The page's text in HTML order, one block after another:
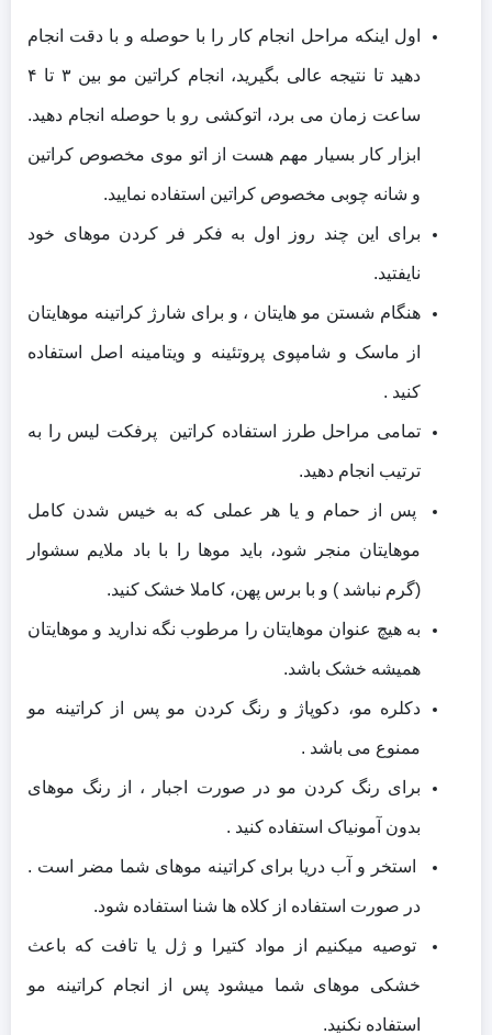
اول اینکه مراحل انجام کار را با حوصله و با دقت انجام
دهید تا نتیجه عالی بگیرید، انجام کراتین مو بین ٣ تا ۴
ساعت زمان می برد، اتوکشی رو با حوصله انجام دهید.
ابزار کار بسیار مهم هست از اتو موی مخصوص کراتین
و شانه چوبی مخصوص کراتین استفاده نمایید.
برای این چند روز اول به فکر فر کردن موهای خود
نایفتید.
هنگام شستن مو هایتان ، و برای شارژ کراتینه موهایتان
از ماسک و شامپوی پروتئینه و ویتامینه اصل استفاده
کنید .
تمامی مراحل طرز استفاده کراتین پرفکت لیس را به
ترتیب انجام دهید.
پس از حمام و یا هر عملی که به خیس شدن کامل
موهایتان منجر شود، باید موها را با باد ملایم سشوار
(گرم نباشد ) و با برس پهن، کاملا خشک کنید.
به هیچ عنوان موهایتان را مرطوب نگه ندارید و موهایتان
همیشه خشک باشد.
دکلره مو، دکوپاژ و رنگ کردن مو پس از کراتینه مو
ممنوع می باشد .
برای رنگ کردن مو در صورت اجبار ، از رنگ موهای
بدون آمونیاک استفاده کنید .
استخر و آب دریا برای کراتینه موهای شما مضر است .
در صورت استفاده از کلاه ها شنا استفاده شود.
توصیه میکنیم از مواد کتیرا و ژل یا تافت که باعث
خشکی موهای شما میشود پس از انجام کراتینه مو
استفاده نکنید.